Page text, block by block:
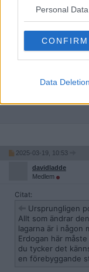
Personal
CONFIRM
Data Deletion
Erdogan här
du tycker det
__________________
2025-03-19, 10:53
davidladde
Medlem
Citat:
Ursprungligen
Allt som ändrar
lagarna är i någon
Erdogan här
du tycker det
en förebyggande